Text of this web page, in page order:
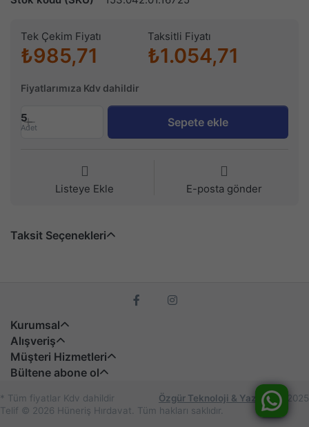
Tek Çekim Fiyatı
₺985,71
Taksitli Fiyatı
₺1.054,71
Fiyatlarımıza Kdv dahildir
5
Adet Sepete ekle
Listeye Ekle E-posta gönder
Taksit Seçenekleri
Kurumsal
Alışveriş
Müşteri Hizmetleri
Bültene abone ol
* Tüm fiyatlar Kdv dahildir Özgür Teknoloji & Yazılım © 2025
Telif © 2026 Hüneriş Hırdavat. Tüm hakları saklıdır.